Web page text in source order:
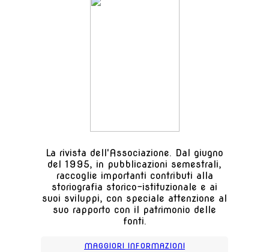
La rivista dell'Associazione. Dal giugno
del 1995, in pubblicazioni semestrali,
raccoglie importanti contributi alla
storiografia storico-istituzionale e ai
suoi sviluppi, con speciale attenzione al
suo rapporto con il patrimonio delle
fonti.
MAGGIORI INFORMAZIONI